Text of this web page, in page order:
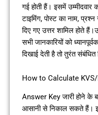
गई होती हैं। इसमें उम्मीदवार
टाइमिंग, पोस्ट का नाम, प्रश्न
दिए गए उत्तर शामिल होते
सभी जानकारियों को
दिखाई देती है तो तुरंत
How to Calculate
Answer Key जारी होने के
आसानी से निकाल सकते हैं।